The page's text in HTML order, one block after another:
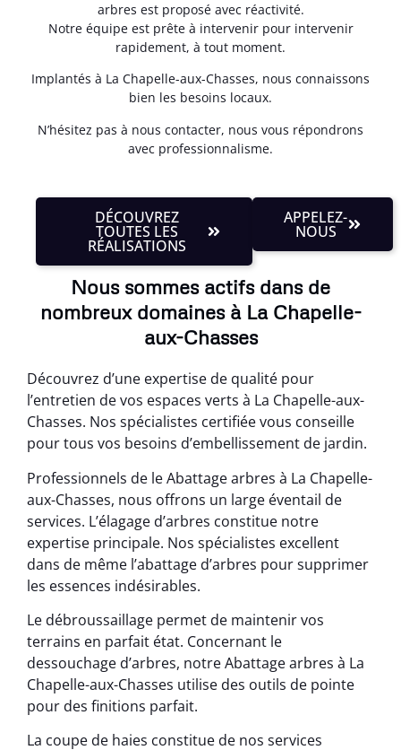
arbres est proposé avec réactivité.
Notre équipe est prête à intervenir pour intervenir
rapidement, à tout moment.
Implantés à La Chapelle-aux-Chasses, nous connaissons
bien les besoins locaux.
N’hésitez pas à nous contacter, nous vous répondrons
avec professionnalisme.
DÉCOUVREZ
TOUTES LES
RÉALISATIONS
APPELEZ-
NOUS
Nous sommes actifs dans de
nombreux domaines à La Chapelle-
aux-Chasses
Découvrez d’une expertise de qualité pour
l’entretien de vos espaces verts à La Chapelle-aux-
Chasses. Nos spécialistes certifiée vous conseille
pour tous vos besoins d’embellissement de jardin.
Professionnels de le Abattage arbres à La Chapelle-
aux-Chasses, nous offrons un large éventail de
services. L’élagage d’arbres constitue notre
expertise principale. Nos spécialistes excellent
dans de même l’abattage d’arbres pour supprimer
les essences indésirables.
Le débroussaillage permet de maintenir vos
terrains en parfait état. Concernant le
dessouchage d’arbres, notre Abattage arbres à La
Chapelle-aux-Chasses utilise des outils de pointe
pour des finitions parfait.
La coupe de haies constitue de nos services